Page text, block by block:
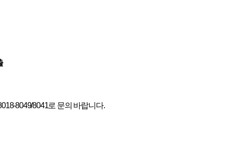
8049/8041로 문의 바랍니다.